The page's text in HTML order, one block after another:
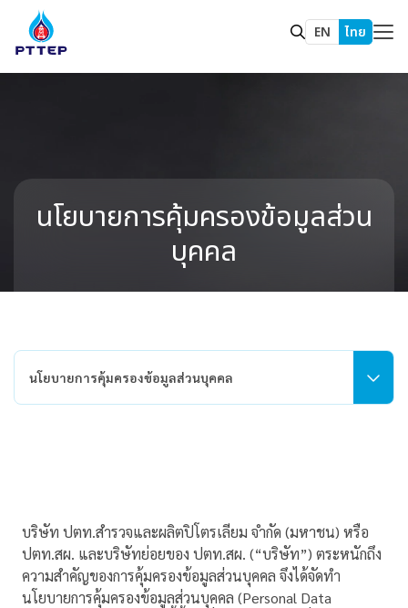
EN ไทย
นโยบายการคุ้มครองข้อมูลส่วน
บุคคล
นโยบายการคุ้มครองข้อมูลส่วนบุคคล
บริษัท ปตท.สำรวจและผลิตปิโตรเลียม จำกัด (มหาชน) หรือ
ปตท.สผ. และบริษัทย่อยของ ปตท.สผ. (“บริษัท”) ตระหนักถึง
ความสำคัญของการคุ้มครองข้อมูลส่วนบุคคล จึงได้จัดทำ
นโยบายการคุ้มครองข้อมูลส่วนบุคคล (Personal Data